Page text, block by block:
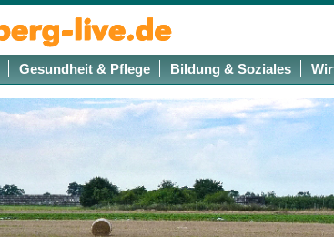
Gesundheit & Pflege Bildung & Soziales